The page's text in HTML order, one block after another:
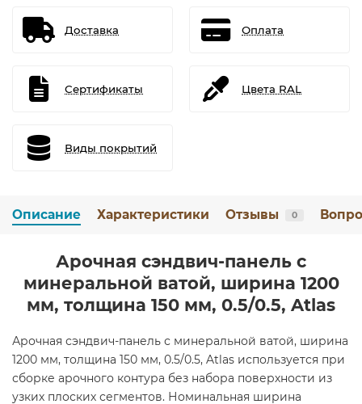
Доставка Оплата
Сертификаты Цвета RAL
Виды покрытий
Описание Характеристики Отзывы 0
Арочная сэндвич-панель с
минеральной ватой, ширина 1200
мм, толщина 150 мм, 0.5/0.5, Atlas
Арочная сэндвич-панель с минеральной ватой, ширина
1200 мм, толщина 150 мм, 0.5/0.5, Atlas используется при
сборке арочного контура без набора поверхности из
узких плоских сегментов. Номинальная ширина